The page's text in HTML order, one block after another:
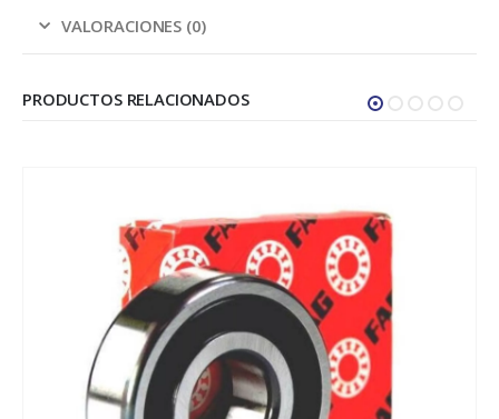
VALORACIONES (0)
PRODUCTOS RELACIONADOS